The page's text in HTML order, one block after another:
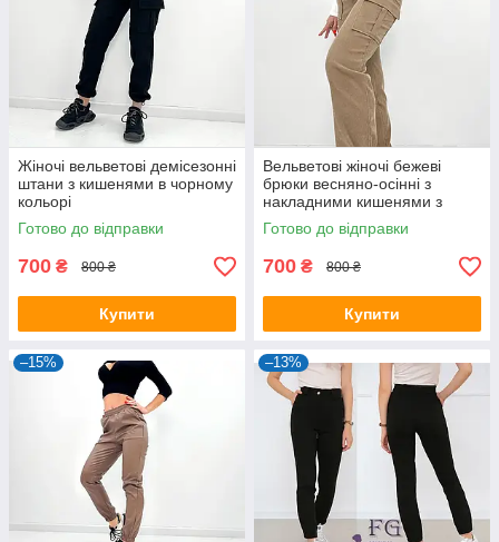
Жіночі вельветові демісезонні
штани з кишенями в чорному
кольорі
Готово до відправки
700 ₴ 800 ₴
Купити
Вельветові жіночі бежеві
брюки весняно-осінні з
накладними кишенями з
боків
Готово до відправки
700 ₴ 800 ₴
Купити
–15% –13%